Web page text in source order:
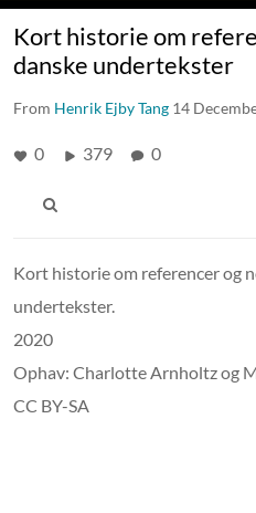
Kort historie om
danske undertekster
From Henrik Ejby Tang 14
0 379 0
Kort historie om referencer og
undertekster.
2020
Ophav: Charlotte Arnholtz og
CC BY-SA